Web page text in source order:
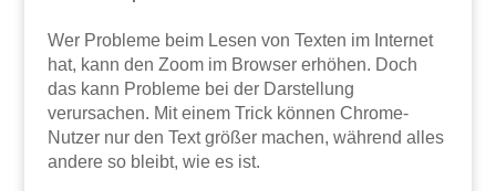
Wer Probleme beim Lesen von Texten im Internet
hat, kann den Zoom im Browser erhöhen. Doch
das kann Probleme bei der Darstellung
verursachen. Mit einem Trick können Chrome-
Nutzer nur den Text größer machen, während alles
andere so bleibt, wie es ist.